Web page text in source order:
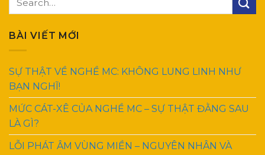
BÀI VIẾT MỚI
SỰ THẬT VỀ NGHỀ MC: KHÔNG LUNG LINH NHƯ
BẠN NGHĨ!
MỨC CÁT-XÊ CỦA NGHỀ MC – SỰ THẬT ĐẰNG SAU
LÀ GÌ?
LỖI PHÁT ÂM VÙNG MIỀN – NGUYÊN NHÂN VÀ